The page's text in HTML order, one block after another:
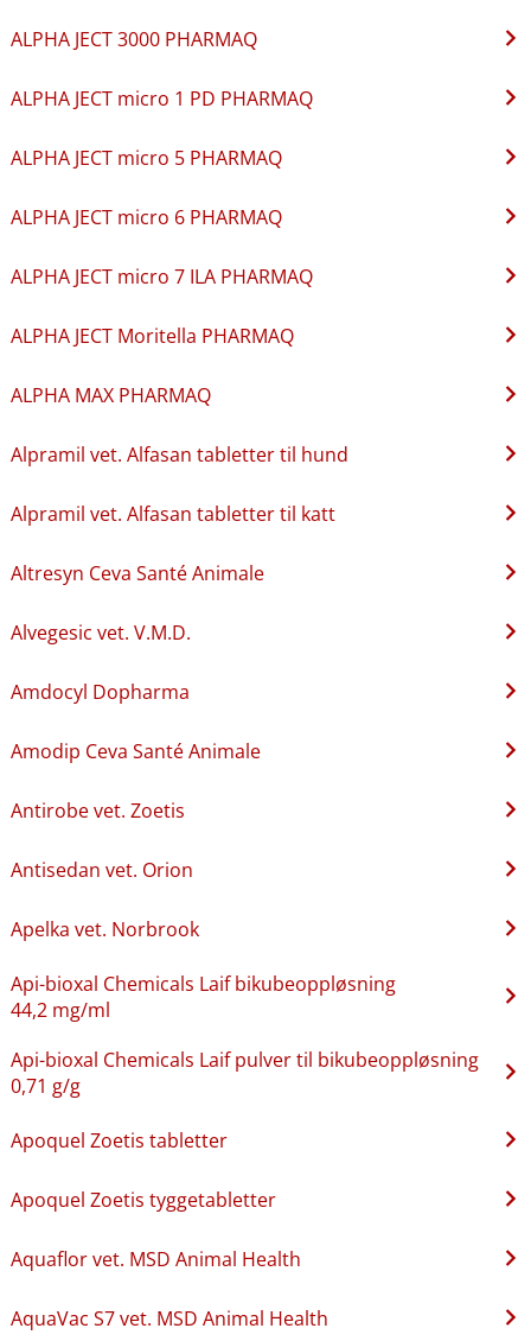
ALPHA JECT 3000 PHARMAQ
ALPHA JECT micro 1 PD PHARMAQ
ALPHA JECT micro 5 PHARMAQ
ALPHA JECT micro 6 PHARMAQ
ALPHA JECT micro 7 ILA PHARMAQ
ALPHA JECT Moritella PHARMAQ
ALPHA MAX PHARMAQ
Alpramil vet. Alfasan tabletter til hund
Alpramil vet. Alfasan tabletter til katt
Altresyn Ceva Santé Animale
Alvegesic vet. V.M.D.
Amdocyl Dopharma
Amodip Ceva Santé Animale
Antirobe vet. Zoetis
Antisedan vet. Orion
Apelka vet. Norbrook
Api-bioxal Chemicals Laif bikubeoppløsning
44,2 mg/ml
Api-bioxal Chemicals Laif pulver til bikubeoppløsning
0,71 g/g
Apoquel Zoetis tabletter
Apoquel Zoetis tyggetabletter
Aquaflor vet. MSD Animal Health
AquaVac S7 vet. MSD Animal Health